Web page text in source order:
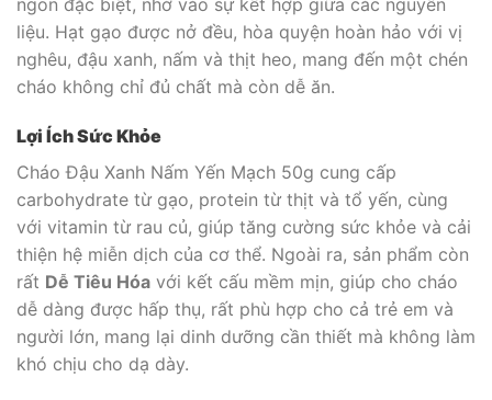
liệu. Hạt gạo được nở đều, hòa quyện hoàn hảo với vị
nghêu, đậu xanh, nấm và thịt heo, mang đến một chén
cháo không chỉ đủ chất mà còn dễ ăn.
Lợi Ích Sức Khỏe
Cháo Đậu Xanh Nấm Yến Mạch 50g cung cấp
carbohydrate từ gạo, protein từ thịt và tổ yến, cùng
với vitamin từ rau củ, giúp tăng cường sức khỏe và cải
thiện hệ miễn dịch của cơ thể. Ngoài ra, sản phẩm còn
rất Dễ Tiêu Hóa với kết cấu mềm mịn, giúp cho cháo
dễ dàng được hấp thụ, rất phù hợp cho cả trẻ em và
người lớn, mang lại dinh dưỡng cần thiết mà không làm
khó chịu cho dạ dày.